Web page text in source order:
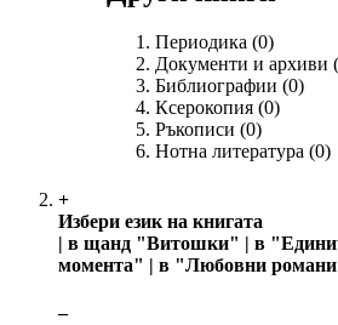
Периодика (0)
Документи и архиви
Библиографии (0)
Ксерокопия (0)
Ръкописи (0)
Нотна литература (0)
+
Избери език на книгата
| в щанд "Витошки" | в
момента" | в "Любовни
‒